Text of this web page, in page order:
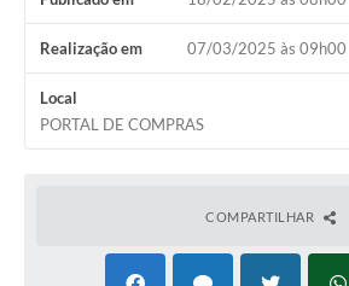
Realização em 07/03/2025 às 09h00
Local
PORTAL DE COMPRAS
COMPARTILHAR